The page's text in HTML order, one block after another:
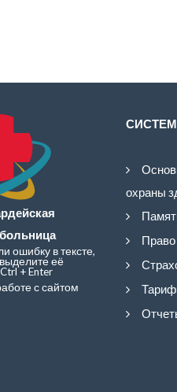
ошибку в тексте,
её
+ Enter
с сайтом
охраны
Право